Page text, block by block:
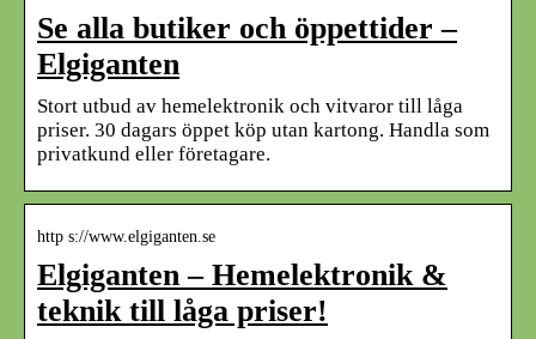
Se alla butiker och öppettider –
Elgiganten
Stort utbud av hemelektronik och vitvaror till låga
priser. 30 dagars öppet köp utan kartong. Handla som
privatkund eller företagare.
http s://www.elgiganten.se
Elgiganten – Hemelektronik &
teknik till låga priser!